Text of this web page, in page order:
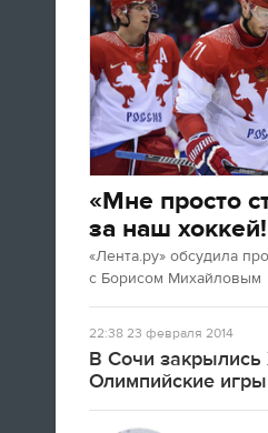
«Мне просто
за наш
«Лента.ру» обсудила
с Борисом Михайловым
22:3823 февраля 2014
В Сочи закрылись
Олимпийские игры